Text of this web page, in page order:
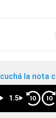
la nota
1.5 10 10